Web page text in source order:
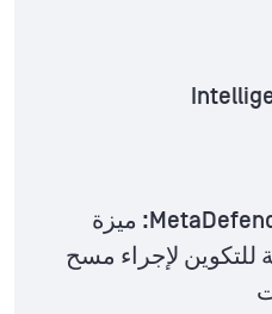
إصدار MetaDefender™ Drive .4.7: ميزة
للتكوين لإجراء مسح